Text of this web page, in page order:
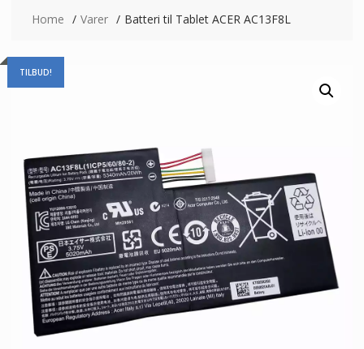
Home Varer Batteri til Tablet ACER AC13F8L
TILBUD!